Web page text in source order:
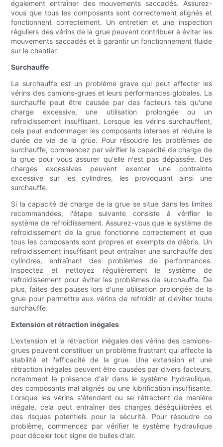
également entraîner des mouvements saccadés. Assurez-
vous que tous les composants sont correctement alignés et
fonctionnent correctement. Un entretien et une inspection
réguliers des vérins de la grue peuvent contribuer à éviter les
mouvements saccadés et à garantir un fonctionnement fluide
sur le chantier.
Surchauffe
La surchauffe est un problème grave qui peut affecter les
vérins des camions-grues et leurs performances globales. La
surchauffe peut être causée par des facteurs tels qu'une
charge excessive, une utilisation prolongée ou un
refroidissement insuffisant. Lorsque les vérins surchauffent,
cela peut endommager les composants internes et réduire la
durée de vie de la grue. Pour résoudre les problèmes de
surchauffe, commencez par vérifier la capacité de charge de
la grue pour vous assurer qu'elle n'est pas dépassée. Des
charges excessives peuvent exercer une contrainte
excessive sur les cylindres, les provoquant ainsi une
surchauffe.
Si la capacité de charge de la grue se situe dans les limites
recommandées, l'étape suivante consiste à vérifier le
système de refroidissement. Assurez-vous que le système de
refroidissement de la grue fonctionne correctement et que
tous les composants sont propres et exempts de débris. Un
refroidissement insuffisant peut entraîner une surchauffe des
cylindres, entraînant des problèmes de performances.
Inspectez et nettoyez régulièrement le système de
refroidissement pour éviter les problèmes de surchauffe. De
plus, faites des pauses lors d'une utilisation prolongée de la
grue pour permettre aux vérins de refroidir et d'éviter toute
surchauffe.
Extension et rétraction inégales
L'extension et la rétraction inégales des vérins des camions-
grues peuvent constituer un problème frustrant qui affecte la
stabilité et l'efficacité de la grue. Une extension et une
rétraction inégales peuvent être causées par divers facteurs,
notamment la présence d'air dans le système hydraulique,
des composants mal alignés ou une lubrification insuffisante.
Lorsque les vérins s'étendent ou se rétractent de manière
inégale, cela peut entraîner des charges déséquilibrées et
des risques potentiels pour la sécurité. Pour résoudre ce
problème, commencez par vérifier le système hydraulique
pour déceler tout signe de bulles d'air.